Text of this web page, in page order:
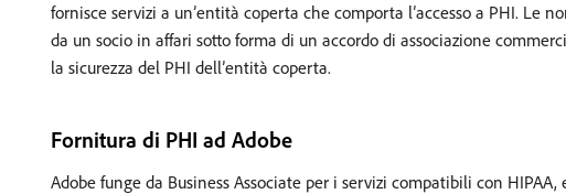
fornisce servizi a un’entità coperta che comporta l’accesso a PHI. Le
da un socio in affari sotto forma di un accordo di associazione
la sicurezza del PHI dell’entità coperta.
Fornitura di PHI ad Adobe
Adobe funge da Business Associate per i servizi compatibili con